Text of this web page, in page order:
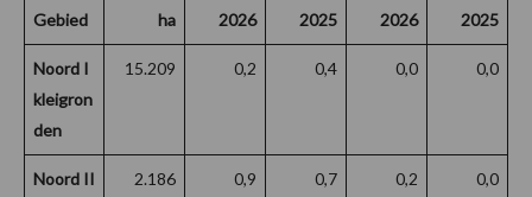
Gebied ha 2026 2025 2026 2025
Noord I
kleigron
den
15.209 0,2 0,4 0,0 0,0
Noord II
2.186 0,9 0,7 0,2 0,0